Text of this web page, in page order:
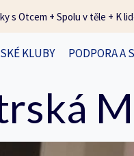
s Otcem + Spolu v těle + K
KLUBY PODPORA A